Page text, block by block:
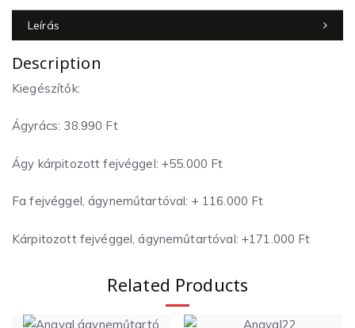
Leírás
Description
Kiegészítők:
Ágyrács: 38.990 Ft
Ágy kárpitozott fejvéggel: +55.000 Ft
Fa fejvéggel, ágyneműtartóval: + 116.000 Ft
Kárpitozott fejvéggel, ágyneműtartóval: +171.000 Ft
Related Products